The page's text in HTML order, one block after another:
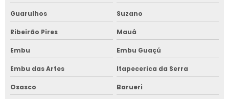
Guarulhos Suzano
Ribeirão Pires Mauá
Embu Embu Guaçú
Embu das Artes Itapecerica da Serra
Osasco Barueri